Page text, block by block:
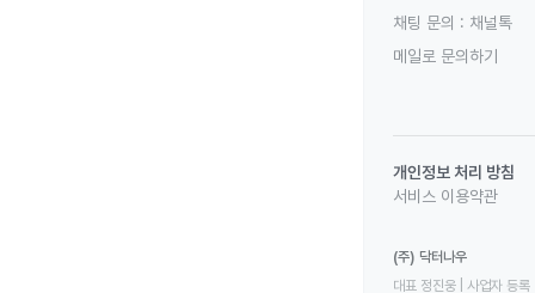
채팅 문의 : 채널톡
메일로 문의하기
개인정보 처리 방침
서비스 이용약관
(주) 닥터나우
대표 정진웅 | 사업자